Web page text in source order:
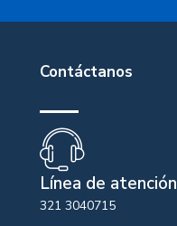
Contáctanos
Línea de atención
321 3040715